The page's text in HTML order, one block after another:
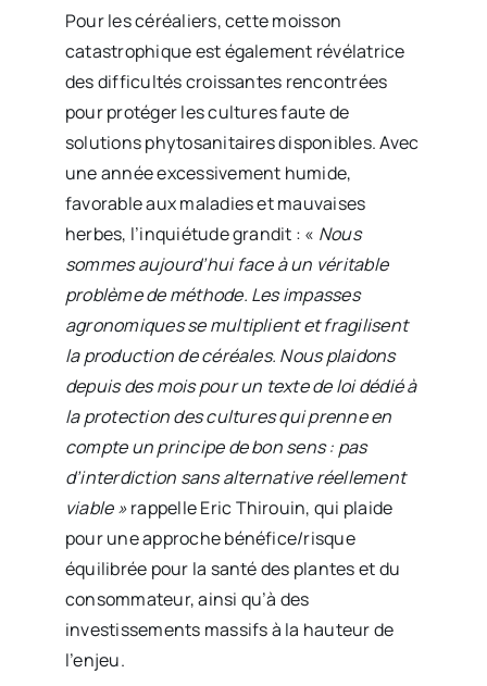
Pour les céréaliers, cette moisson
catastrophique est également révélatrice
des difficultés croissantes rencontrées
pour protéger les cultures faute de
solutions phytosanitaires disponibles. Avec
une année excessivement humide,
favorable aux maladies et mauvaises
herbes, l’inquiétude grandit : « Nous
sommes aujourd’hui face à un véritable
problème de méthode. Les impasses
agronomiques se multiplient et fragilisent
la production de céréales. Nous plaidons
depuis des mois pour un texte de loi dédié à
la protection des cultures qui prenne en
compte un principe de bon sens : pas
d’interdiction sans alternative réellement
viable »rappelle Eric Thirouin, qui plaide
pour une approche bénéfice/risque
équilibrée pour la santé des plantes et du
consommateur, ainsi qu’à des
investissements massifs à la hauteur de
l’enjeu.